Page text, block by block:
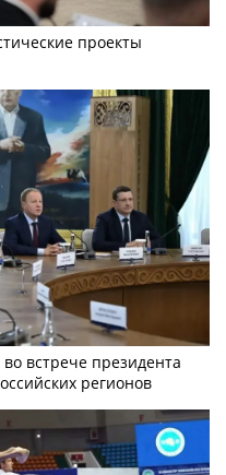
проекты
встрече президента
регионов